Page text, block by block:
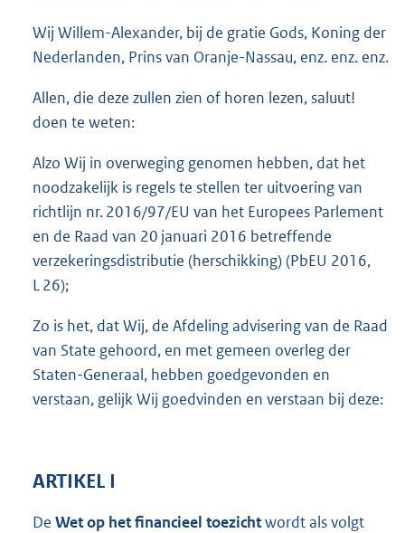
Wij Willem-Alexander, bij de gratie Gods, Koning der
Nederlanden, Prins van Oranje-Nassau, enz. enz. enz.
Allen, die deze zullen zien of horen lezen, saluut!
doen te weten:
Alzo Wij in overweging genomen hebben, dat het
noodzakelijk is regels te stellen ter uitvoering van
richtlijn nr. 2016/97/EU van het Europees Parlement
en de Raad van 20 januari 2016 betreffende
verzekeringsdistributie (herschikking) (PbEU 2016,
L 26);
Zo is het, dat Wij, de Afdeling advisering van de Raad
van State gehoord, en met gemeen overleg der
Staten-Generaal, hebben goedgevonden en
verstaan, gelijk Wij goedvinden en verstaan bij deze:
ARTIKEL I
De Wet op het financieel toezichtwordt als volgt